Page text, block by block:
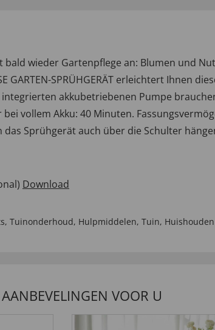
bald wieder Gartenpflege an: Blumen und
GARTEN-SPRÜHGERÄT erleichtert Ihnen
akkubetriebenen Pumpe
vollem Akku: 40 Minuten.
das Sprühgerät auch über die Schulter
Download
, Tuinonderhoud, Hulpmiddelen, Tuin,
AANBEVELINGEN VOOR U